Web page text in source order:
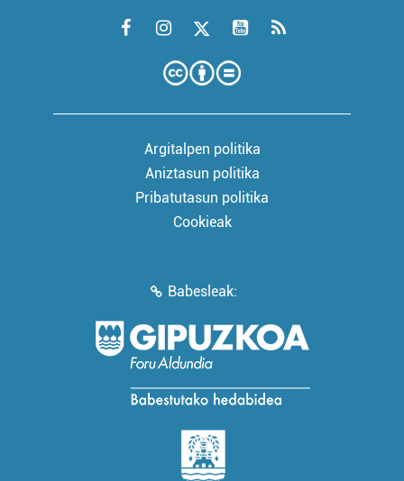
Argitalpen politika
Aniztasun politika
Pribatutasun politika
Cookieak
Babesleak: